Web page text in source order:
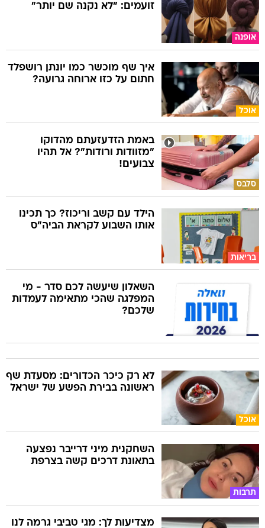
אופנה
זועמים: "לא נקנה שם יותר"
אוכל
איך שף מוכשר כמו יונתן רושפלד
חתום על כזו ארוחה גרועה?
סלבס
באמת הזדעזעתם מהדוקו
"מזוודות ורודות"? אל תהיו
צבועים!
בריאות
הילד עם קשב וריכוז? כך תכינו
אותו השבוע לקראת הביה"ס
השאלון שיעשה לכם סדר - מי
המפלגה שהכי מתאימה לעמדות
שלכם?
אוכל
לא רק כיכר הכדורים: מסעדת שף
ראשונה בבירת הפשע של ישראל
תרבות
השחקנית מיני דרייבר נפצעה
בתאונת דרכים קשה בצרפת
מצדיעות לך: מגי טביבי גרמה לנו